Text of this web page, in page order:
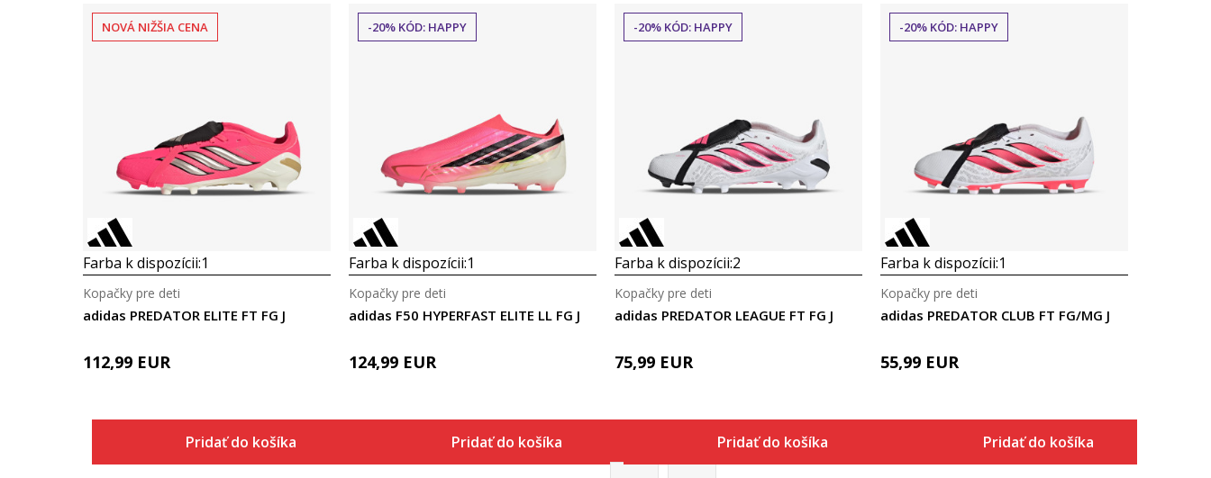
NOVÁ NIŽŠIA CENA
Farba k dispozícii:1
adidas PREDATOR ELITE FT FG J
Kopačky pre deti
112,99 EUR
Pridať do košíka
-20% KÓD: HAPPY
Farba k dispozícii:1
adidas F50 HYPERFAST ELITE LL FG J
Kopačky pre deti
124,99 EUR
Pridať do košíka
-20% KÓD: HAPPY
Farba k dispozícii:2
adidas PREDATOR LEAGUE FT FG J
Kopačky pre deti
75,99 EUR
Pridať do košíka
-20% KÓD: HAPPY
Farba k dispozícii:1
adidas PREDATOR CLUB FT FG/MG J
Kopačky pre deti
55,99 EUR
Pridať do košíka